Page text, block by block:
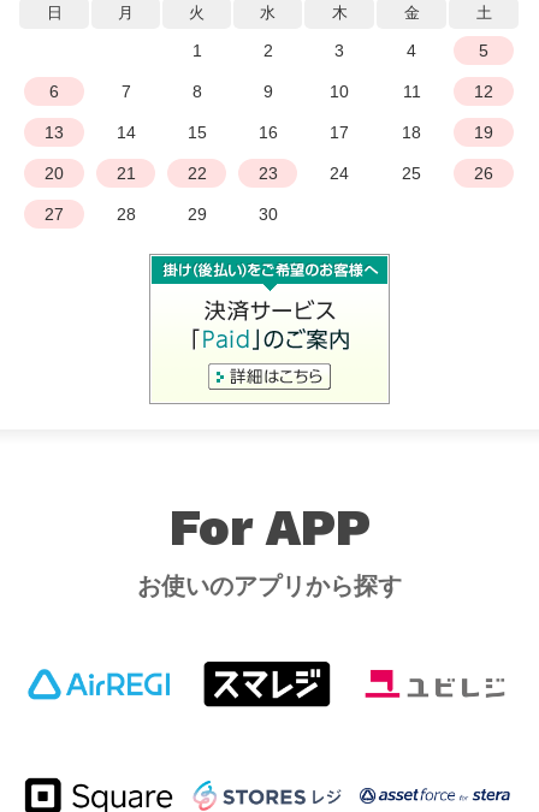
日 月 火 水 木 金 土
1 2 3 4 5
6 7 8 9 10 11 12
13 14 15 16 17 18 19
20 21 22 23 24 25 26
27 28 29 30
For APP
お使いのアプリから探す